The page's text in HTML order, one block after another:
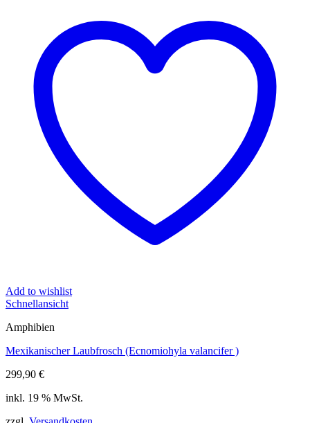
Add to wishlist
Schnellansicht
Amphibien
Mexikanischer Laubfrosch (Ecnomiohyla valancifer )
299,90 €
inkl. 19 % MwSt.